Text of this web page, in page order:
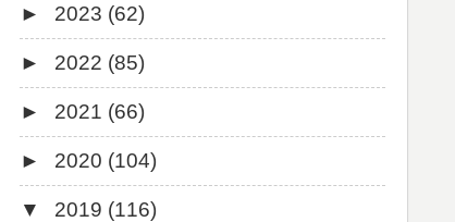
6月 (1)
8月 (1)
7月 (1)
5月 (2)
4月 (3)
3月 (1)
► 2023 (62)
9月 (1)
8月 (1)
7月 (8)
6月 (5)
► 2022 (85)
12月 (3)
10月 (1)
9月 (4)
► 2021 (66)
12月 (4)
11月 (8)
► 2020 (104)
12月 (7)
▼ 2019 (116)